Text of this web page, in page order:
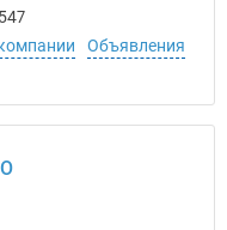
Объявления